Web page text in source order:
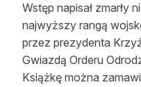
Wstęp napisał zmarły
najwyższy rangą
przez prezydenta
Gwiazdą Orderu
Książkę można